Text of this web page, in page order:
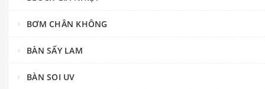
BƠM CHÂN KHÔNG
BÀN SẤY LAM
BÀN SOI UV